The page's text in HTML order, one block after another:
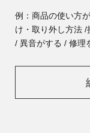
例：商品の使い方
け・取り外し方法 /
/ 異音がする / 修理